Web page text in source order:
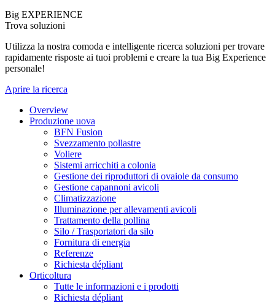
Big EXPERIENCE
Trova soluzioni
Utilizza la nostra comoda e intelligente ricerca soluzioni per trovare
rapidamente risposte ai tuoi problemi e creare la tua Big Experience
personale!
Aprire la ricerca
Overview
Produzione uova
BFN Fusion
Svezzamento pollastre
Voliere
Sistemi arricchiti a colonia
Gestione dei riproduttori di ovaiole da consumo
Gestione capannoni avicoli
Climatizzazione
Illuminazione per allevamenti avicoli
Trattamento della pollina
Silo / Trasportatori da silo
Fornitura di energia
Referenze
Richiesta dépliant
Orticoltura
Tutte le informazioni e i prodotti
Richiesta dépliant